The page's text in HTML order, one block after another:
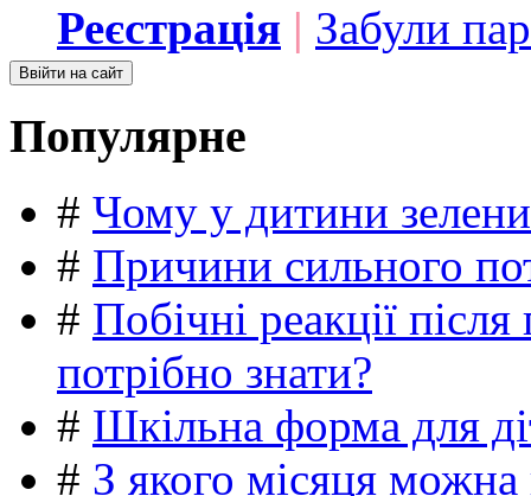
Реєстрація | Забули
Популярне
# Чому у дитини
# Причини сильного
# Побічні реакції
потрібно знати?
# Шкільна форма для
# З якого місяця можна